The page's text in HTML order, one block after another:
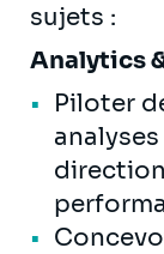
sujets :
Analytics
Piloter